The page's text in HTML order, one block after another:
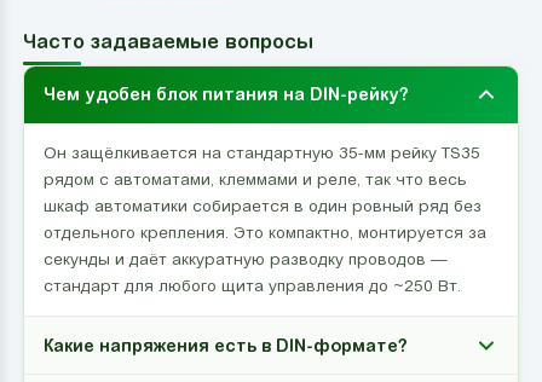
Часто задаваемые вопросы
Чем удобен блок питания на DIN-рейку?
Он защёлкивается на стандартную 35-мм рейку TS35
рядом с автоматами, клеммами и реле, так что весь
шкаф автоматики собирается в один ровный ряд без
отдельного крепления. Это компактно, монтируется за
секунды и даёт аккуратную разводку проводов —
стандарт для любого щита управления до ~250 Вт.
Какие напряжения есть в DIN-формате?